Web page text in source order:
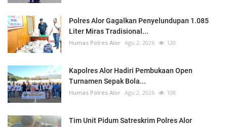
Polres Alor Gagalkan Penyelundupan 1.085
Liter Miras Tradisional...
Humas Polres Alor Agu 2, 2026 120
Kapolres Alor Hadiri Pembukaan Open
Turnamen Sepak Bola...
Humas Polres Alor Agu 2, 2026 108
Tim Unit Pidum Satreskrim Polres Alor